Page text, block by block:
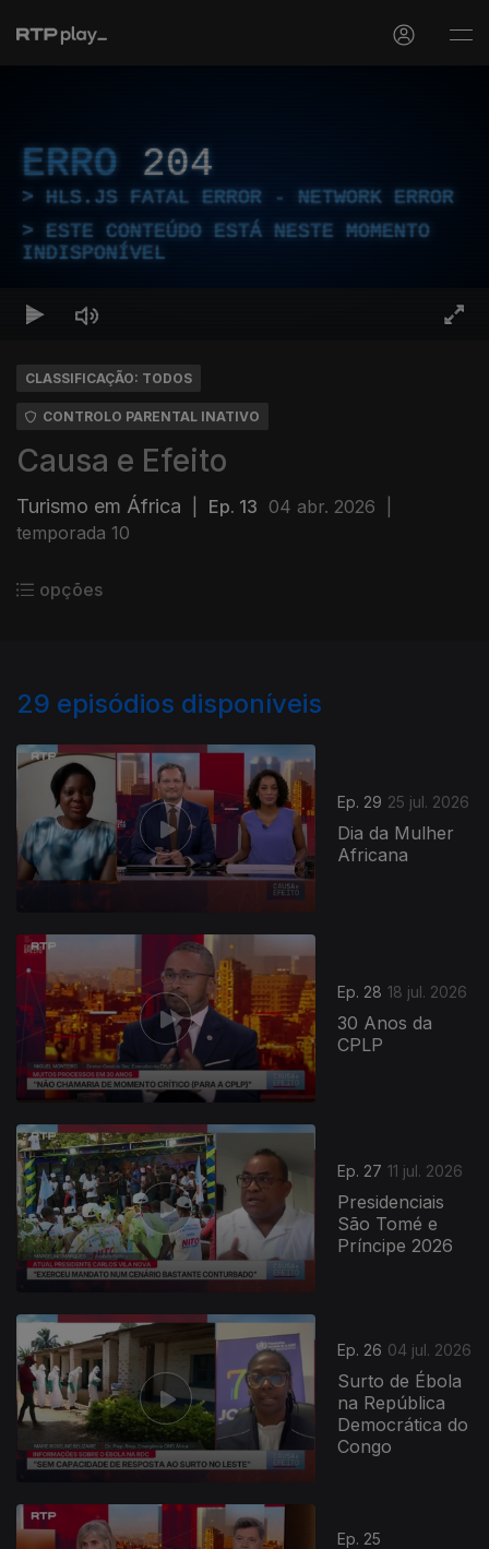
ERRO 204
HLS.JS FATAL ERROR - NETWORK ERROR
ESTE CONTEÚDO ESTÁ NESTE MOMENTO
INDISPONÍVEL
CLASSIFICAÇÃO: TODOS
CONTROLO PARENTAL INATIVO
Causa e Efeito
Turismo em África Ep. 13 04 abr. 2026
temporada 10
opções
29 episódios disponíveis
Ep. 29 25 jul. 2026
Dia da Mulher
Africana
Ep. 28 18 jul. 2026
30 Anos da
CPLP
Ep. 27 11 jul. 2026
Presidenciais
São Tomé e
Príncipe 2026
Ep. 26 04 jul. 2026
Surto de Ébola
na República
Democrática do
Congo
Ep. 25